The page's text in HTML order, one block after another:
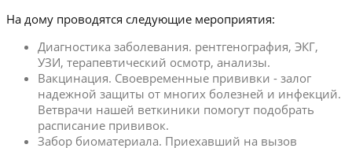
На дому проводятся следующие мероприятия:
Диагностика заболевания. рентгенография, ЭКГ,
УЗИ, терапевтический осмотр, анализы.
Вакцинация. Своевременные прививки - залог
надежной защиты от многих болезней и инфекций.
Ветврачи нашей веткиники помогут подобрать
расписание прививок.
Забор биоматериала. Приехавший на вызов